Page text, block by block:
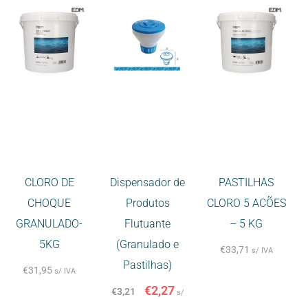
CLORO DE
CHOQUE
GRANULADO-
5KG
€31,95 s/ IVA
Dispensador de
Produtos
Flutuante
(Granulado e
Pastilhas)
€3,21 €2,27 s/
PASTILHAS
CLORO 5 ACÕES
– 5 KG
€33,71 s/ IVA